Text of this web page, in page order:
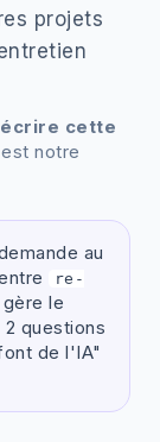
projets
écrire cette
notre
au
re-
le
questions
de l'IA"